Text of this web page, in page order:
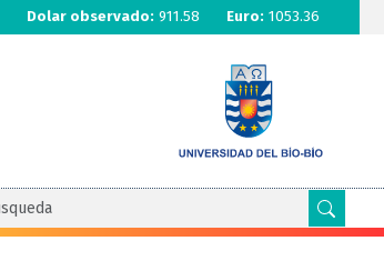
Dolar observado: 911.58 Euro: 1053.36